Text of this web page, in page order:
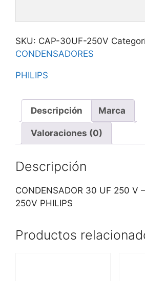
SKU: CAP-30UF-250V
CONDENSADORES
PHILIPS
Descripción Marca
Valoraciones (0)
Descripción
CONDENSADOR 30 UF 250 V
250V PHILIPS
Productos